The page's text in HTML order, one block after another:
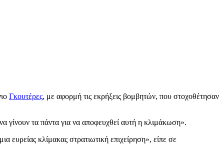
Γκουτέρες, με αφορμή τις εκρήξεις βομβητών, που στοχοθέτησαν
γίνουν τα πάντα για να αποφευχθεί αυτή η κλιμάκωση».
κλίμακας στρατιωτική επιχείρηση», είπε σε